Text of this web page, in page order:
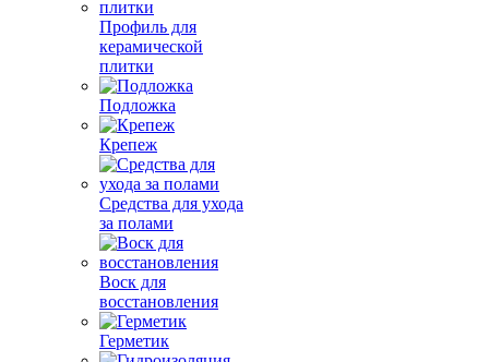
Профиль для
керамической
плитки
Подложка
Крепеж
Средства для ухода
за полами
Воск для
восстановления
Герметик